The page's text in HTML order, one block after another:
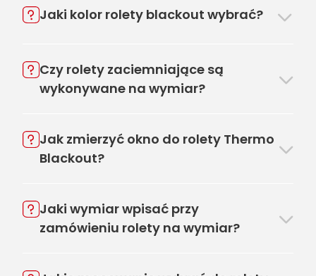
Jaki kolor rolety blackout wybrać?
Czy rolety zaciemniające są
wykonywane na wymiar?
Jak zmierzyć okno do rolety Thermo
Blackout?
Jaki wymiar wpisać przy
zamówieniu rolety na wymiar?